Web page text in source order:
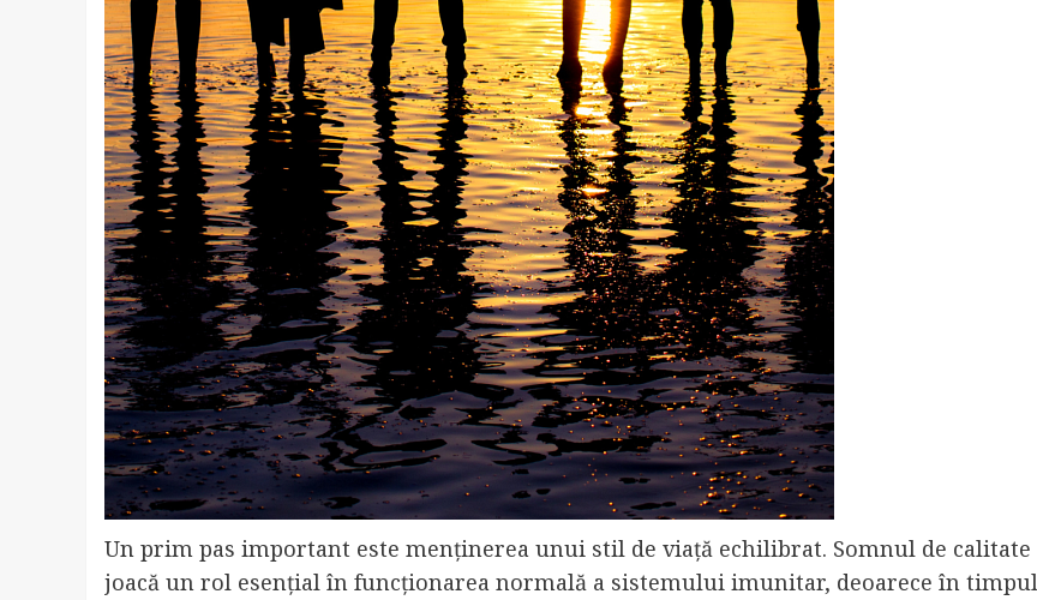
Un prim pas important este menținerea unui stil de viață echilibrat. Somnul de calitate
joacă un rol esențial în funcționarea normală a sistemului imunitar, deoarece în timpul